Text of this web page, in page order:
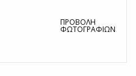
ΠΡΟΒΟΛΉ
ΦΩΤΟΓΡΑΦΙΏΝ